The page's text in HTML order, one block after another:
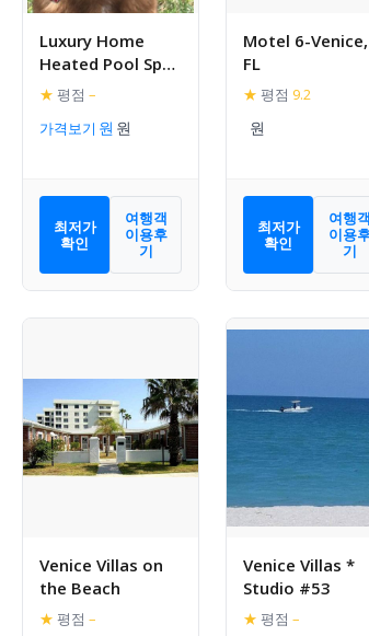
Luxury Home
Heated Pool Spa
Fishing pier Wifi
★ 평점 –
가격보기
최저가
확인
여행객
이용후
기
Motel 6-Venice,
FL
★ 평점 9.2
최저가
확인
여행객
이용
기
Venice Villas on
the Beach
★ 평점 –
Venice Villas *
Studio #53
★ 평점 –